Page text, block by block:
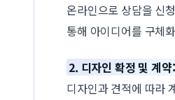
온라인으로 상담을 신
통해 아이디어를 구체
2. 디자인 확정 및 계약:
디자인과 견적에 따라